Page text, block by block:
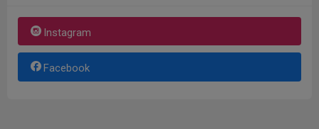
Instagram
Facebook